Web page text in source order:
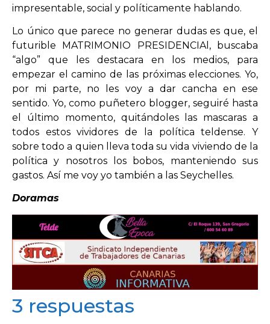
impresentable, social y políticamente hablando.
Lo único que parece no generar dudas es que, el
futurible MATRIMONIO PRESIDENCIAl, buscaba
“algo” que les destacara en los medios, para
empezar el camino de las próximas elecciones. Yo,
por mi parte, no les voy a dar cancha en ese
sentido. Yo, como puñetero blogger, seguiré hasta
el último momento, quitándoles las mascaras a
todos estos vividores de la política teldense. Y
sobre todo a quien lleva toda su vida viviendo de la
política y nosotros los bobos, manteniendo sus
gastos. Así me voy yo también a las Seychelles.
Doramas
3 respuestas